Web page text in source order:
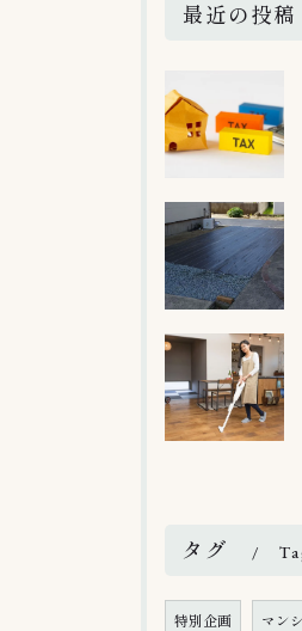
最近の投稿
タグ
特別企画 マン